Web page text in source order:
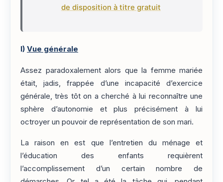
de disposition à titre gratuit
I) Vue générale
Assez paradoxalement alors que la femme mariée
était, jadis, frappée d’une incapacité d’exercice
générale, très tôt on a cherché à lui reconnaître une
sphère d’autonomie et plus précisément à lui
octroyer un pouvoir de représentation de son mari.
La raison en est que l’entretien du ménage et
l’éducation des enfants requièrent
l’accomplissement d’un certain nombre de